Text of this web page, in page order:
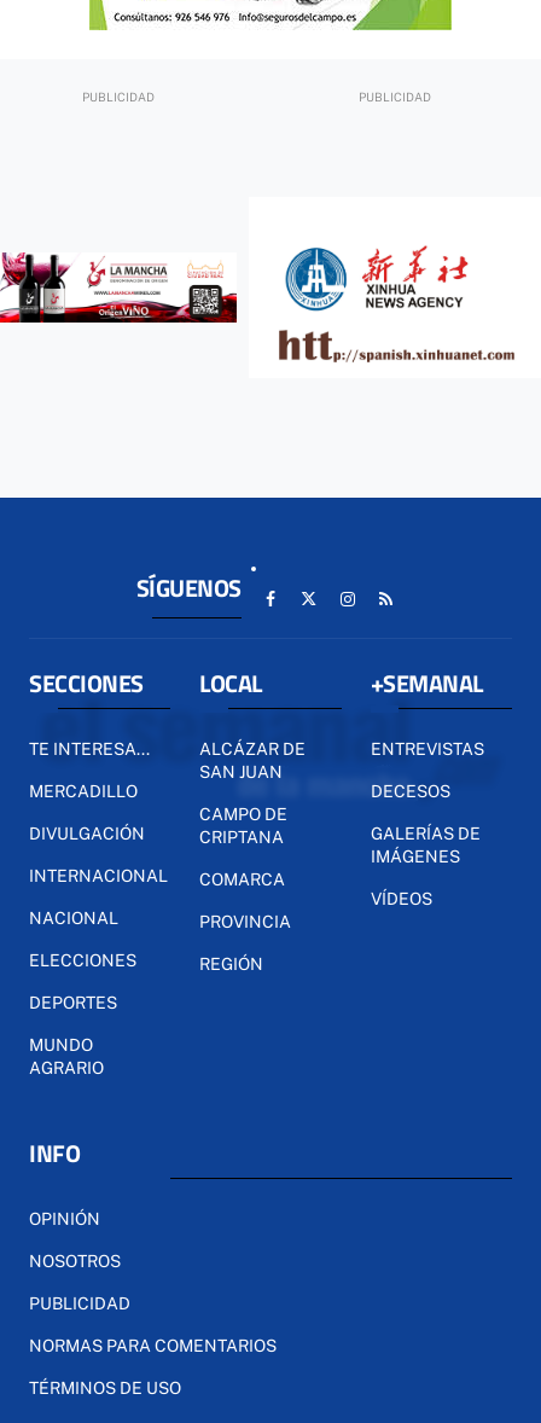
SÍGUENOS
SECCIONES
TE INTERESA...
MERCADILLO
DIVULGACIÓN
INTERNACIONAL
NACIONAL
ELECCIONES
DEPORTES
MUNDO
AGRARIO
LOCAL
ALCÁZAR DE
SAN JUAN
CAMPO DE
CRIPTANA
COMARCA
PROVINCIA
REGIÓN
+SEMANAL
ENTREVISTAS
DECESOS
GALERÍAS DE
IMÁGENES
VÍDEOS
INFO
OPINIÓN
NOSOTROS
PUBLICIDAD
NORMAS PARA COMENTARIOS
TÉRMINOS DE USO